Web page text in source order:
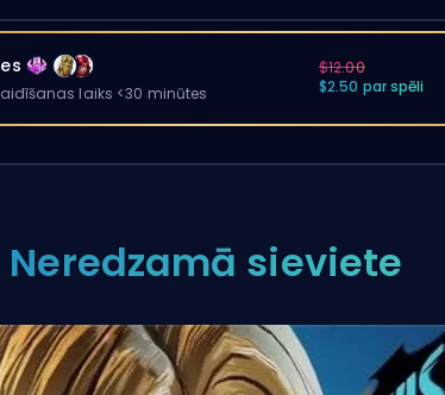
laiks <30 minūtes
$12.00
$2.50 par spēli
Neredzamā sieviete